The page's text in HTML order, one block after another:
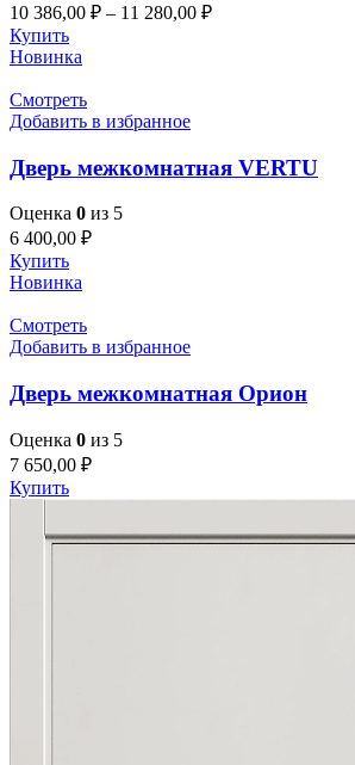
10 386,00 ₽ – 11 280,00 ₽
Купить
Новинка
Смотреть
Добавить в избранное
Дверь межкомнатная VERTU
Оценка 0 из 5
6 400,00 ₽
Купить
Новинка
Смотреть
Добавить в избранное
Дверь межкомнатная Орион
Оценка 0 из 5
7 650,00 ₽
Купить